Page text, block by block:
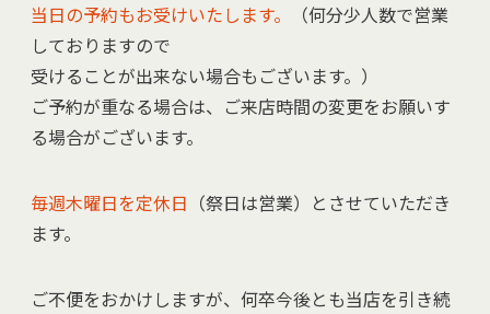
当日の予約もお受けいたします。
（何分少人数で営業
しておりますので
受けることが出来ない場合もございます。）
ご予約が重なる場合は、ご来店時間の変更をお願いす
る場合がございます。
毎週木曜日を定休日 （祭日は営業）とさせていただき
ます。
ご不便をおかけしますが、何卒今後とも当店を引き続